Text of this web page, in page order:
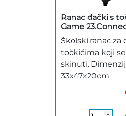
Ranac đački s
Game
Školski ranac za
točkićima koji
skinuti.
33x47x20cm